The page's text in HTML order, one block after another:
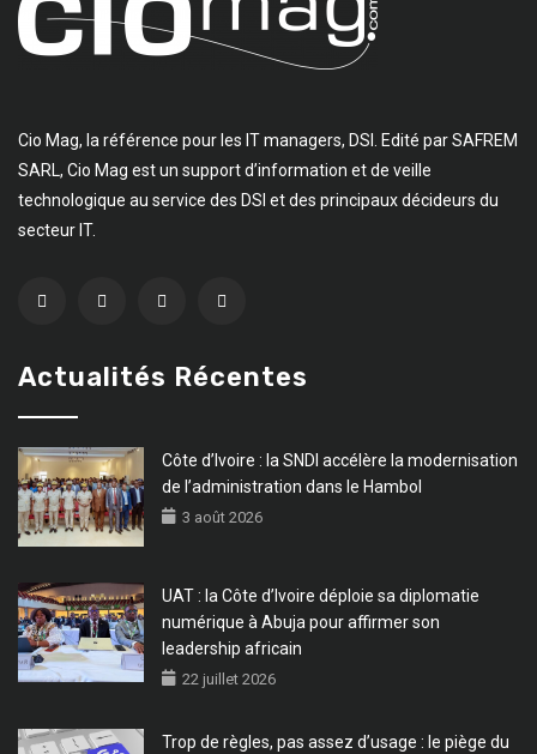
Cio Mag, la référence pour les IT managers, DSI. Edité par SAFREM
SARL, Cio Mag est un support d’information et de veille
technologique au service des DSI et des principaux décideurs du
secteur IT.
Actualités Récentes
Côte d’Ivoire : la SNDI accélère la modernisation
de l’administration dans le Hambol
3 août 2026
UAT : la Côte d’Ivoire déploie sa diplomatie
numérique à Abuja pour affirmer son
leadership africain
22 juillet 2026
Trop de règles, pas assez d’usage : le piège du